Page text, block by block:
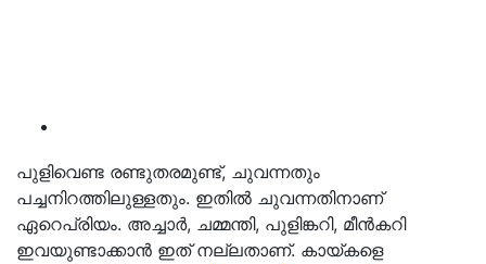
പുളിവെണ്ട രണ്ടുതരമുണ്ട്, ചുവന്നതും
പച്ചനിറത്തിലുള്ളതും. ഇതില്‍ ചുവന്നതിനാണ്
ഏറെപ്രിയം. അച്ചാര്‍, ചമ്മന്തി, പുളിങ്കറി, മീന്‍കറി
ഇവയുണ്ടാക്കാന്‍ ഇത് നല്ലതാണ്. കായ്കളെ